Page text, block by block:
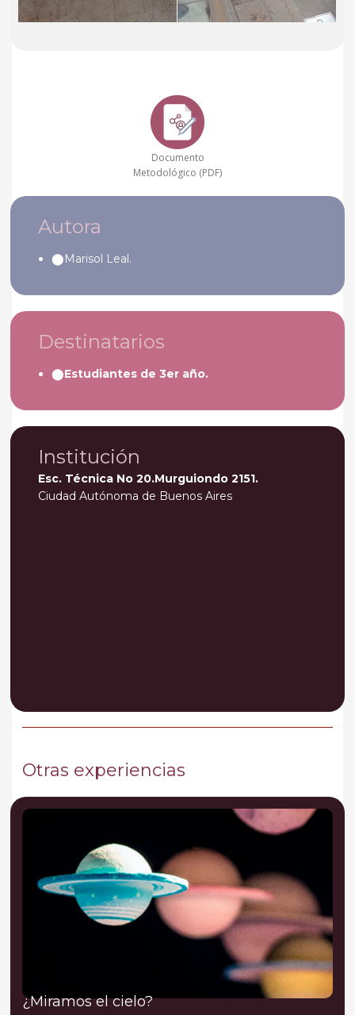
Documento
Metodológico (PDF)
Autora
Marisol Leal.
Destinatarios
Estudiantes de 3er año.
Institución
Esc. Técnica No 20.Murguiondo 2151.
Ciudad Autónoma de Buenos Aires
Otras experiencias
¿Miramos el cielo?